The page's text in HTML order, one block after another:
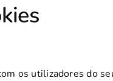
os utilizadores do